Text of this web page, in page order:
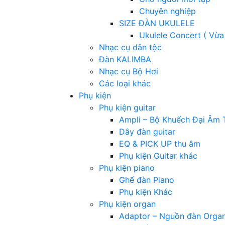
Chuyên nghiệp
SIZE ĐÀN UKULELE
Ukulele Concert ( Vừa
Nhạc cụ dân tộc
Đàn KALIMBA
Nhạc cụ Bộ Hơi
Các loại khác
Phụ kiện
Phụ kiện guitar
Ampli – Bộ Khuếch Đại Âm
Dây đàn guitar
EQ & PICK UP thu âm
Phụ kiện Guitar khác
Phụ kiện piano
Ghế đàn Piano
Phụ kiện Khác
Phụ kiện organ
Adaptor – Nguồn đàn